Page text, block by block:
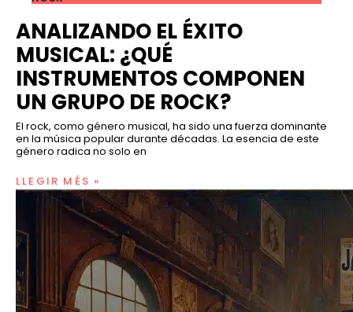
ANALIZANDO EL ÉXITO
MUSICAL: ¿QUÉ
INSTRUMENTOS COMPONEN
UN GRUPO DE ROCK?
El rock, como género musical, ha sido una fuerza dominante
en la música popular durante décadas. La esencia de este
género radica no solo en
LLEGIR MÉS »